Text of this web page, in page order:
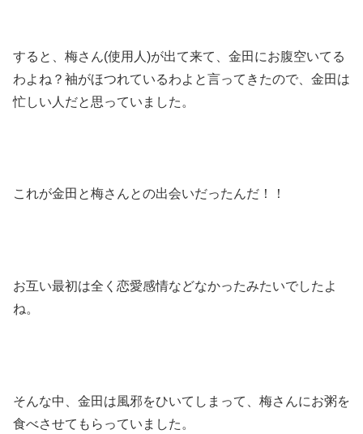
すると、梅さん(使用人)が出て来て、金田にお腹空いてる
わよね？袖がほつれているわよと言ってきたので、金田は
忙しい人だと思っていました。
これが金田と梅さんとの出会いだったんだ！！
お互い最初は全く恋愛感情などなかったみたいでしたよ
ね。
そんな中、金田は風邪をひいてしまって、梅さんにお粥を
食べさせてもらっていました。